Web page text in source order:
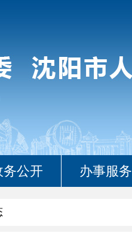
务公开 办事服务